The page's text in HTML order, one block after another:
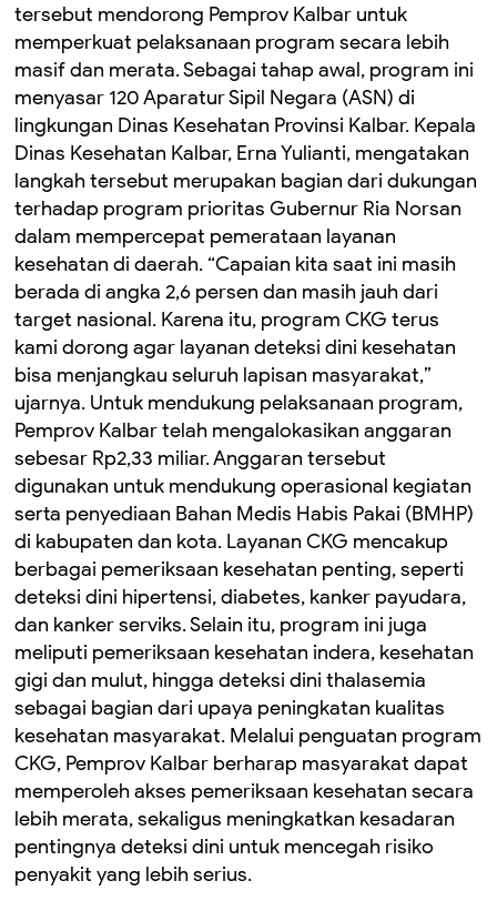
tersebut mendorong Pemprov Kalbar untuk
memperkuat pelaksanaan program secara lebih
masif dan merata. Sebagai tahap awal, program ini
menyasar 120 Aparatur Sipil Negara (ASN) di
lingkungan Dinas Kesehatan Provinsi Kalbar. Kepala
Dinas Kesehatan Kalbar, Erna Yulianti, mengatakan
langkah tersebut merupakan bagian dari dukungan
terhadap program prioritas Gubernur Ria Norsan
dalam mempercepat pemerataan layanan
kesehatan di daerah. “Capaian kita saat ini masih
berada di angka 2,6 persen dan masih jauh dari
target nasional. Karena itu, program CKG terus
kami dorong agar layanan deteksi dini kesehatan
bisa menjangkau seluruh lapisan masyarakat,”
ujarnya. Untuk mendukung pelaksanaan program,
Pemprov Kalbar telah mengalokasikan anggaran
sebesar Rp2,33 miliar. Anggaran tersebut
digunakan untuk mendukung operasional kegiatan
serta penyediaan Bahan Medis Habis Pakai (BMHP)
di kabupaten dan kota. Layanan CKG mencakup
berbagai pemeriksaan kesehatan penting, seperti
deteksi dini hipertensi, diabetes, kanker payudara,
dan kanker serviks. Selain itu, program ini juga
meliputi pemeriksaan kesehatan indera, kesehatan
gigi dan mulut, hingga deteksi dini thalasemia
sebagai bagian dari upaya peningkatan kualitas
kesehatan masyarakat. Melalui penguatan program
CKG, Pemprov Kalbar berharap masyarakat dapat
memperoleh akses pemeriksaan kesehatan secara
lebih merata, sekaligus meningkatkan kesadaran
pentingnya deteksi dini untuk mencegah risiko
penyakit yang lebih serius.